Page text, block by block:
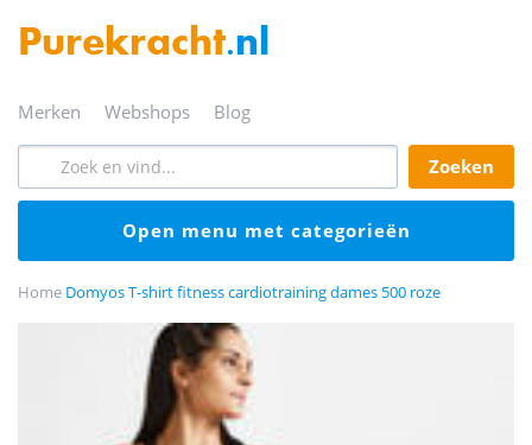
Purekracht.nl
merken webshops blog
zoeken
open menu met categorieën
Home Domyos T-shirt fitness cardiotraining dames 500 roze